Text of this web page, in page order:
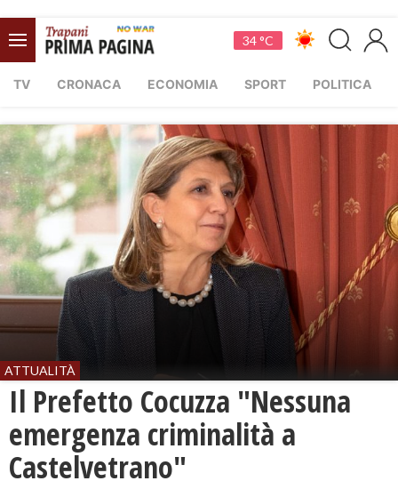
34 °C
TV CRONACA ECONOMIA SPORT POLITICA
ATTUALITÀ
Il Prefetto Cocuzza "Nessuna
emergenza criminalità a
Castelvetrano"